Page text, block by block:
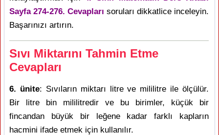
Sayfa 274-276. Cevapları soruları dikkatlice inceleyin.
Başarınızı artırın.
Sıvı Miktarını Tahmin Etme
Cevapları
6. ünite: Sıvıların miktarı litre ve mililitre ile ölçülür.
Bir litre bin mililitredir ve bu birimler, küçük bir
fincandan büyük bir leğene kadar farklı kapların
hacmini ifade etmek için kullanılır.